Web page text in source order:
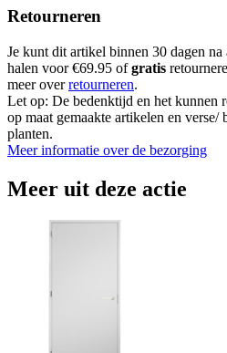
Retourneren
Je kunt dit artikel binnen 30 dagen
halen voor €69.95 ofgratis
meer overretourneren.
Let op: De bedenktijd en het kunnen
op maat gemaakte artikelen en
planten.
Meer informatie over de bezorging
Meer uit deze actie